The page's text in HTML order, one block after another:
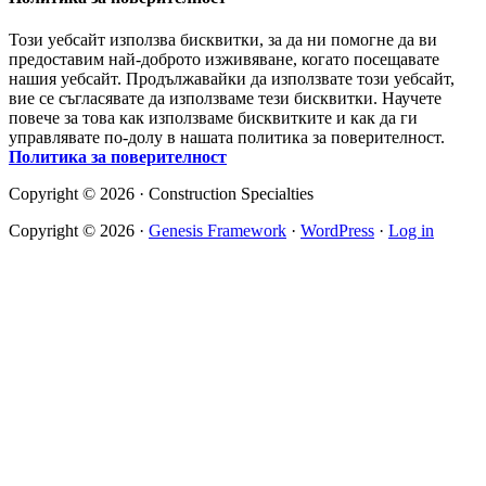
Този уебсайт използва бисквитки, за да ни помогне да ви
предоставим най-доброто изживяване, когато посещавате
нашия уебсайт. Продължавайки да използвате този уебсайт,
вие се съгласявате да използваме тези бисквитки. Научете
повече за това как използваме бисквитките и как да ги
управлявате по-долу в нашата политика за поверителност.
Политика за поверителност
Copyright © 2026 · Construction Specialties
Copyright © 2026 · Genesis Framework · WordPress · Log in